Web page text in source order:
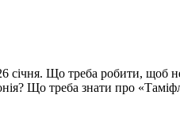
Що треба робити, щоб
Що треба знати про